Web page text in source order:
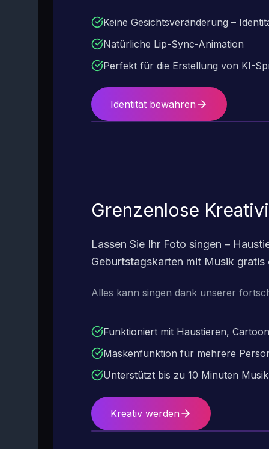
Keine Gesichtsveränderung –
Natürliche Lip-Sync-Animation
Perfekt für die Erstellung von KI-
Identität bewahren
Grenzenlose
Lassen Sie Ihr Foto singen –
Geburtstagskarten mit Musik
Alles kann singen dank unserer
Funktioniert mit Haustieren,
Maskenfunktion für mehrere
Unterstützt bis zu 10 Minuten Musik
Kreativ werden